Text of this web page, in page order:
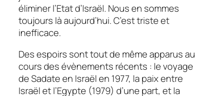
éliminer l’Etat d’Israël. Nous en sommes
toujours là aujourd’hui. C’est triste et
inefficace.
Des espoirs sont tout de même apparus au
cours des évènements récents : le voyage
de Sadate en Israël en 1977, la paix entre
Israël et l’Egypte (1979) d’une part, et la